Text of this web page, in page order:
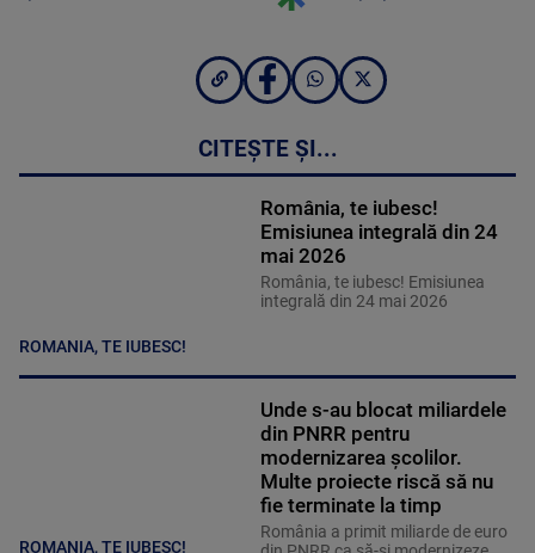
CITEȘTE ȘI...
ROMANIA, TE IUBESC!
România, te iubesc!
Emisiunea integrală din 24
mai 2026
România, te iubesc! Emisiunea
integrală din 24 mai 2026
ROMANIA, TE IUBESC!
Unde s-au blocat miliardele
din PNRR pentru
modernizarea școlilor.
Multe proiecte riscă să nu
fie terminate la timp
România a primit miliarde de euro